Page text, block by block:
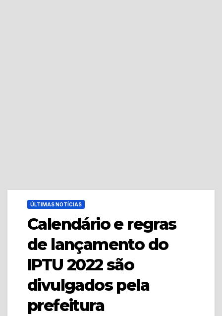
ÚLTIMAS NOTÍCIAS
Calendário e regras
de lançamento do
IPTU 2022 são
divulgados pela
prefeitura